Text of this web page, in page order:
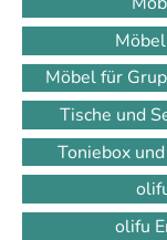
Möbel für
Tische und
Toniebox
olifu